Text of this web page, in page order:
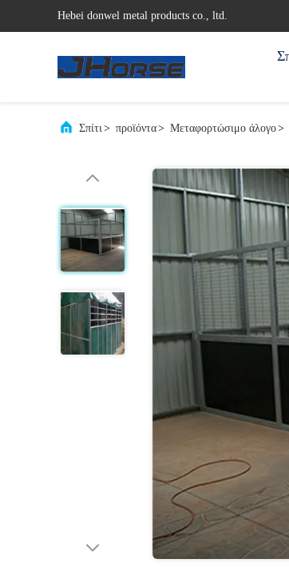
Hebei donwel metal products co., ltd.
Σπίτι> προϊόντα> Μεταφορτώσιμο άλογο>